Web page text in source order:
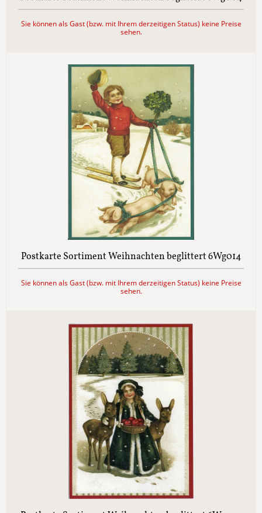
Sie können als Gast (bzw. mit Ihrem derzeitigen Status) keine Preise
sehen.
Postkarte Sortiment Weihnachten beglittert 6Wg014
Sie können als Gast (bzw. mit Ihrem derzeitigen Status) keine Preise
sehen.